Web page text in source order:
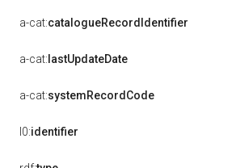
a-cat:catalogueRecordIdentifier
a-cat: lastUpdateDate
a-cat:systemRecordCode
l0:identifier